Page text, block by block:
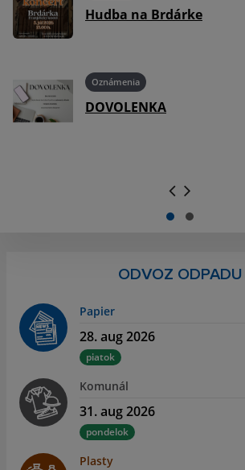
Hudba na Brdárke
Oznámenia
DOVOLENKA
ODVOZ ODPADU
Papier
28. aug 2026
piatok
Komunál
31. aug 2026
pondelok
Plasty